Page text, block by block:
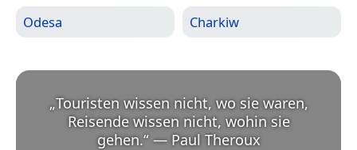
Odesa Charkiw
„Touristen wissen nicht, wo sie waren,
Reisende wissen nicht, wohin sie
gehen.“ — Paul Theroux